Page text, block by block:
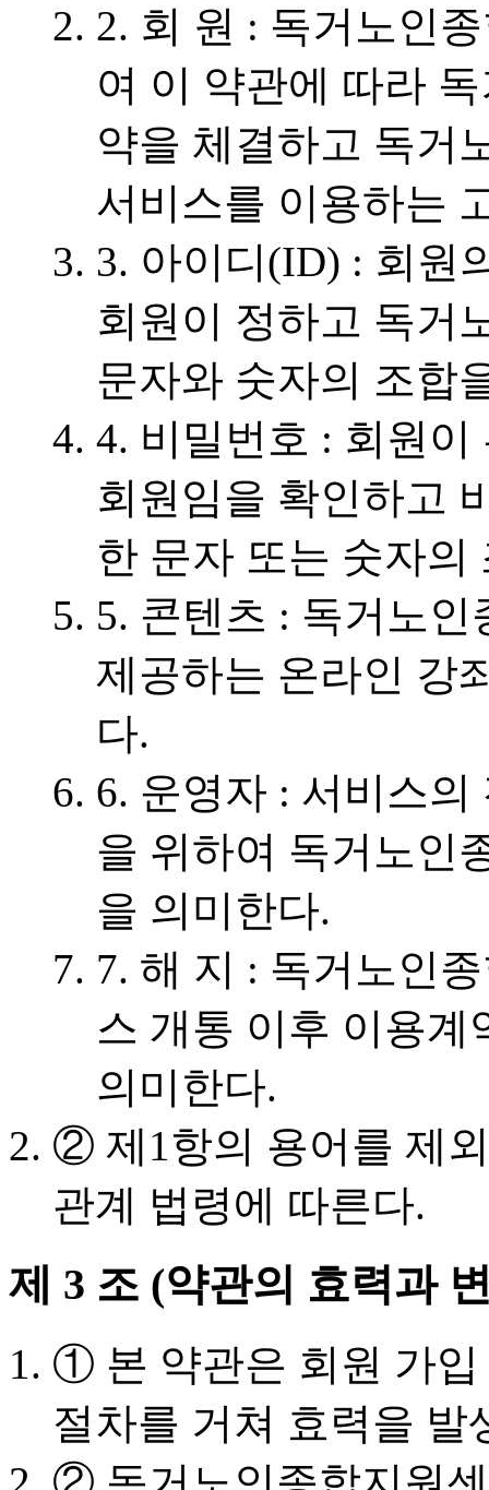
2. 회 원 : 독거노인
여 이 약관에 따라
약을 체결하고 독거
서비스를 이용하는
3. 아이디(ID) : 회원
회원이 정하고 독거
문자와 숫자의 조합
4. 비밀번호 : 회원
회원임을 확인하고
한 문자 또는 숫자의
5. 콘텐츠 : 독거노
제공하는 온라인 강
다.
6. 운영자 : 서비스
을 위하여 독거노인
을 의미한다.
7. 해 지 : 독거노인
스 개통 이후 이용
의미한다.
② 제1항의 용어를 제
관계 법령에 따른다.
제 3 조 (약관의 효력과
① 본 약관은 회원 가입
절차를 거쳐 효력을 발